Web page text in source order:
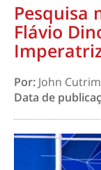
Pesquisa
Flávio
Por: John Cutrim
Data de